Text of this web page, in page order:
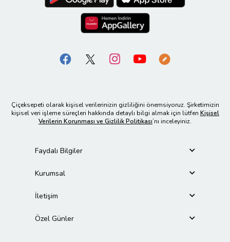
Çiçeksepeti olarak kişisel verilerinizin gizliliğini önemsiyoruz. Şirketimizin
kişisel veri işleme süreçleri hakkında detaylı bilgi almak için lütfen Kişisel
Verilerin Korunması ve Gizlilik Politikası’nı inceleyiniz.
Faydalı Bilgiler
Kurumsal
İletişim
Özel Günler